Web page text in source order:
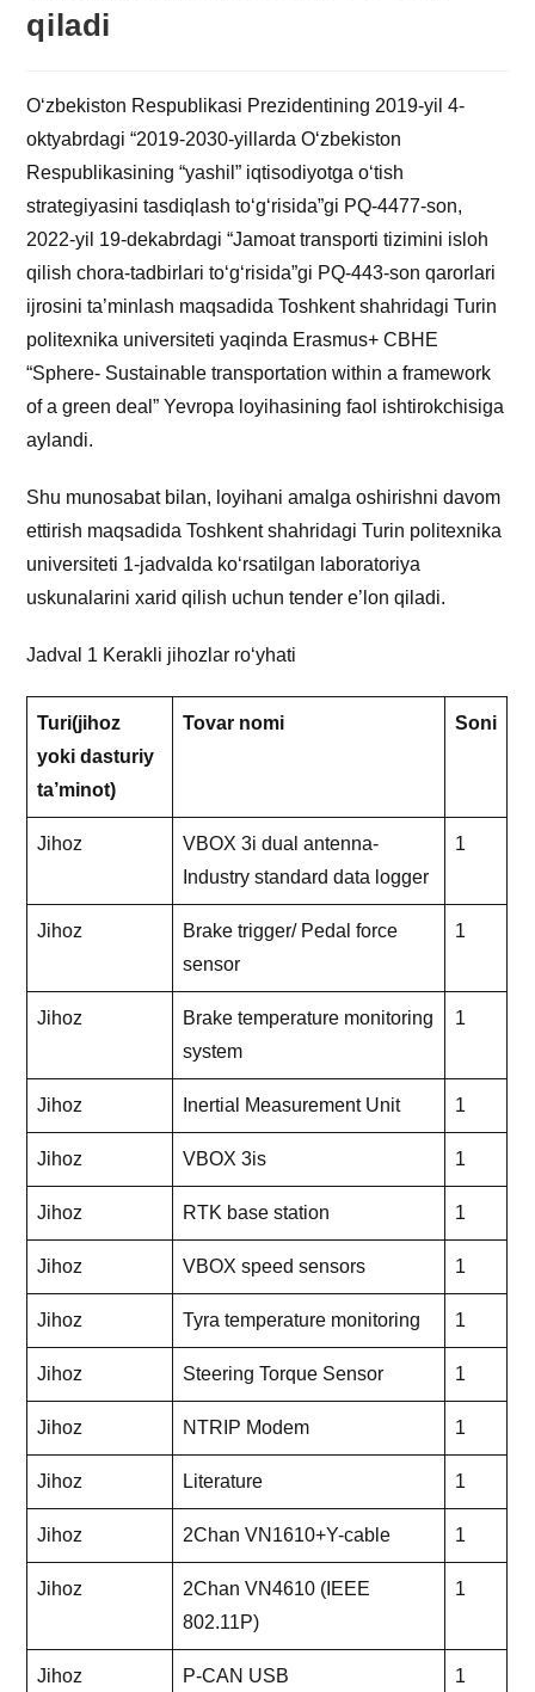
qiladi
O‘zbekiston Respublikasi Prezidentining 2019-yil 4-
oktyabrdagi “2019-2030-yillarda O‘zbekiston
Respublikasining “yashil” iqtisodiyotga o‘tish
strategiyasini tasdiqlash to‘g‘risida”gi PQ-4477-son,
2022-yil 19-dekabrdagi “Jamoat transporti tizimini isloh
qilish chora-tadbirlari to‘g‘risida”gi PQ-443-son qarorlari
ijrosini ta’minlash maqsadida Toshkent shahridagi Turin
politexnika universiteti yaqinda Erasmus+ CBHE
“Sphere- Sustainable transportation within a framework
of a green deal” Yevropa loyihasining faol ishtirokchisiga
aylandi.
Shu munosabat bilan, loyihani amalga oshirishni davom
ettirish maqsadida Toshkent shahridagi Turin politexnika
universiteti 1-jadvalda ko‘rsatilgan laboratoriya
uskunalarini xarid qilish uchun tender e’lon qiladi.
Jadval 1 Kerakli jihozlar ro‘yhati
Turi(jihoz
yoki dasturiy
ta’minot)
Tovar nomi Soni
Jihoz
VBOX 3i dual antenna-
Industry standard data logger
1
Jihoz
Brake trigger/ Pedal force
sensor
1
Jihoz
Brake temperature monitoring
system
1
Jihoz Inertial Measurement Unit 1
Jihoz VBOX 3is 1
Jihoz RTK base station 1
Jihoz VBOX speed sensors 1
Jihoz Tyra temperature monitoring 1
Jihoz Steering Torque Sensor 1
Jihoz NTRIP Modem 1
Jihoz Literature 1
Jihoz 2Chan VN1610+Y-cable 1
Jihoz
2Chan VN4610 (IEEE
802.11P)
1
Jihoz P-CAN USB 1